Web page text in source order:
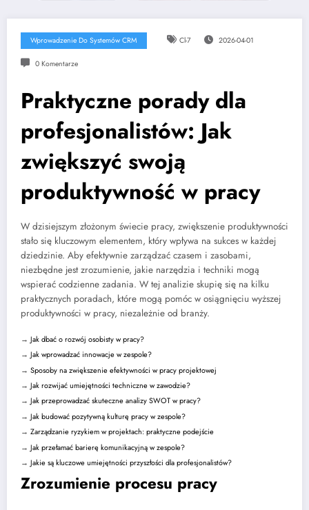
Wprowadzenie Do Systemów CRM Cl-7 2026-04-01
0 Komentarze
Praktyczne porady dla
profesjonalistów: Jak
zwiększyć swoją
produktywność w pracy
W dzisiejszym złożonym świecie pracy, zwiększenie produktywności
stało się kluczowym elementem, który wpływa na sukces w każdej
dziedzinie. Aby efektywnie zarządzać czasem i zasobami,
niezbędne jest zrozumienie, jakie narzędzia i techniki mogą
wspierać codzienne zadania. W tej analizie skupię się na kilku
praktycznych poradach, które mogą pomóc w osiągnięciu wyższej
produktywności w pracy, niezależnie od branży.
→ Jak dbać o rozwój osobisty w pracy?
→ Jak wprowadzać innowacje w zespole?
→ Sposoby na zwiększenie efektywności w pracy projektowej
→ Jak rozwijać umiejętności techniczne w zawodzie?
→ Jak przeprowadzać skuteczne analizy SWOT w pracy?
→ Jak budować pozytywną kulturę pracy w zespole?
→ Zarządzanie ryzykiem w projektach: praktyczne podejście
→ Jak przełamać barierę komunikacyjną w zespole?
→ Jakie są kluczowe umiejętności przyszłości dla profesjonalistów?
Zrozumienie procesu pracy